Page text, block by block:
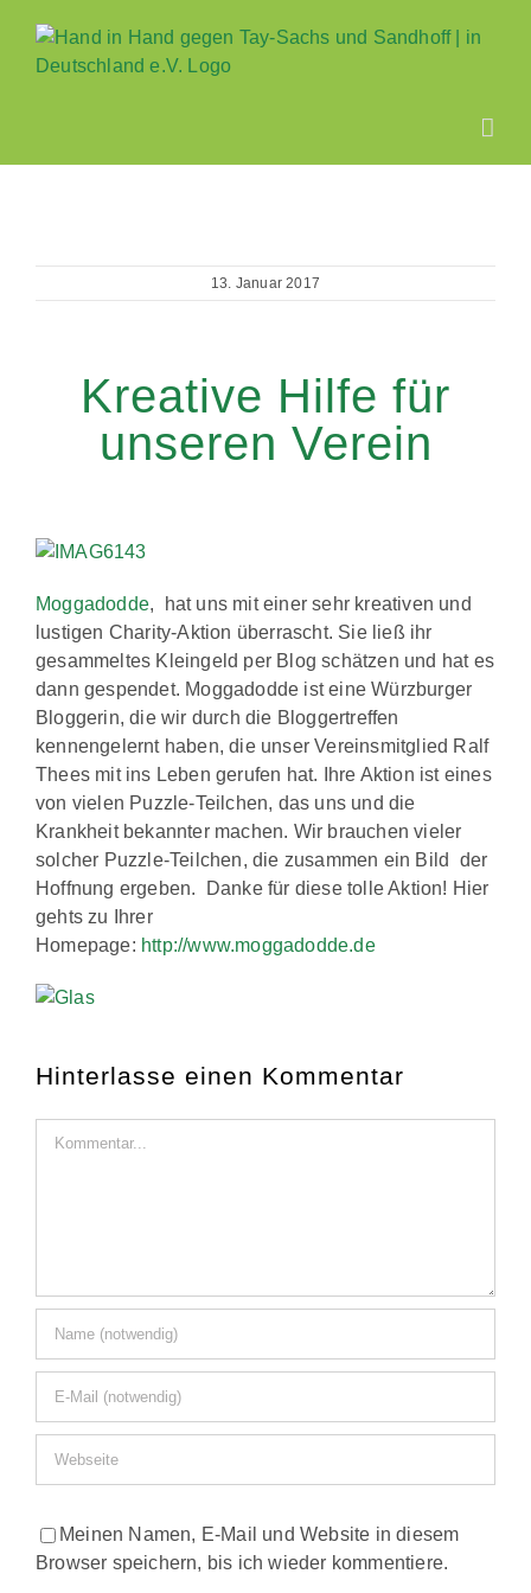
Inhalt
springen
13. Januar 2017
Kreative Hilfe für
unseren Verein
Moggadodde, hat uns mit einer sehr kreativen und
lustigen Charity-Aktion überrascht. Sie ließ ihr
gesammeltes Kleingeld per Blog schätzen und hat es
dann gespendet. Moggadodde ist eine Würzburger
Bloggerin, die wir durch die Bloggertreffen
kennengelernt haben, die unser Vereinsmitglied Ralf
Thees mit ins Leben gerufen hat. Ihre Aktion ist eines
von vielen Puzzle-Teilchen, das uns und die
Krankheit bekannter machen. Wir brauchen vieler
solcher Puzzle-Teilchen, die zusammen ein Bild der
Hoffnung ergeben. Danke für diese tolle Aktion! Hier
gehts zu Ihrer
Homepage: http://www.moggadodde.de
Hinterlasse einen Kommentar
Meinen Namen, E-Mail und Website in diesem
Browser speichern, bis ich wieder kommentiere.